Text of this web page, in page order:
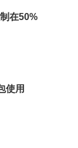
在50%
使用